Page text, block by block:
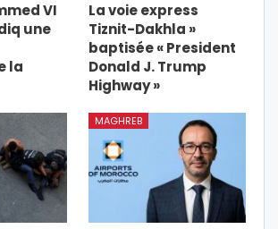
VI
une
la
La voie express
Tiznit-Dakhla »
baptisée « President
Donald J. Trump
Highway »
MAGHREB